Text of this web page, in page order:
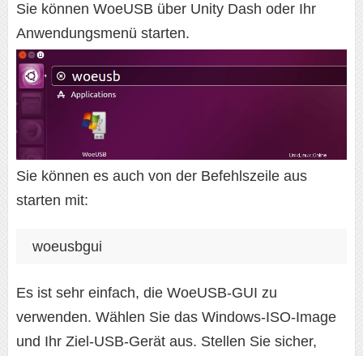
Sie können WoeUSB über Unity Dash oder Ihr
Anwendungsmenü starten.
Sie können es auch von der Befehlszeile aus
starten mit:
woeusbgui
Es ist sehr einfach, die WoeUSB-GUI zu
verwenden. Wählen Sie das Windows-ISO-Image
und Ihr Ziel-USB-Gerät aus. Stellen Sie sicher,